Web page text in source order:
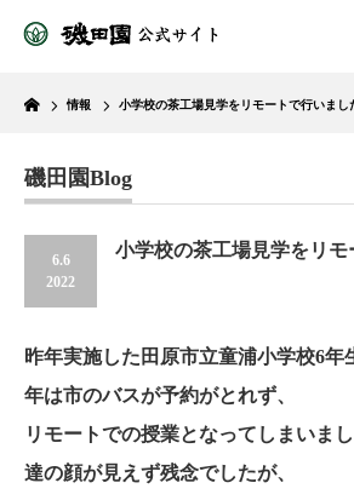
Home
情報 小学校の茶工場見学をリモートで行いまし
磯田園Blog
6.6
2022
小学校の茶工場見学をリモ
昨年実施した田原市立童浦小学校6年
年は市のバスが予約がとれず、
リモートでの授業となってしまいま
達の顔が見えず残念でしたが、